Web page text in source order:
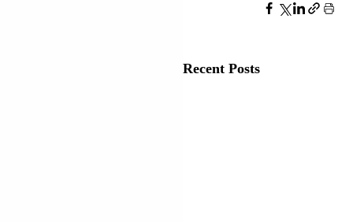
Recent Posts